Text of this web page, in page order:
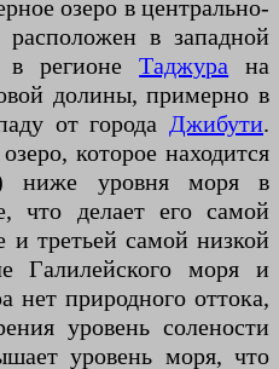
озеро в центрально-
в западной
в регионеТаджура на
долины, примерно в
от города Джибути.
которое находится
уровня моря в
что делает его самой
и третьей самой низкой
Галилейского моря и
нет природного оттока,
уровень солености
уровень моря, что